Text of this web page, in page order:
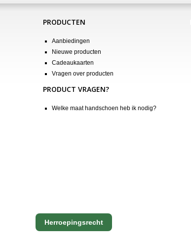
PRODUCTEN
Aanbiedingen
Nieuwe producten
Cadeaukaarten
Vragen over producten
PRODUCT VRAGEN?
Welke maat handschoen heb ik nodig?
Herroepingsrecht